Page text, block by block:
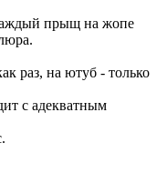
прыщ на жопе
раз, на ютуб - только
с адекватным